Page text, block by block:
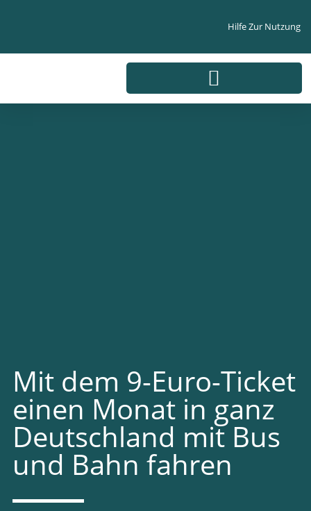
Hilfe Zur Nutzung
Mit dem 9-Euro-Ticket
einen Monat in ganz
Deutschland mit Bus
und Bahn fahren